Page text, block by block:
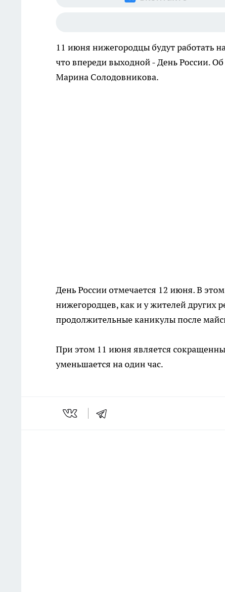
11 июня нижегородцы будут работать
что впереди выходной - День России.
Марина Солодовникова.
День России отмечается 12 июня. В
нижегородцев, как и у жителей других
продолжительные каникулы после
При этом 11 июня является
уменьшается на один час.